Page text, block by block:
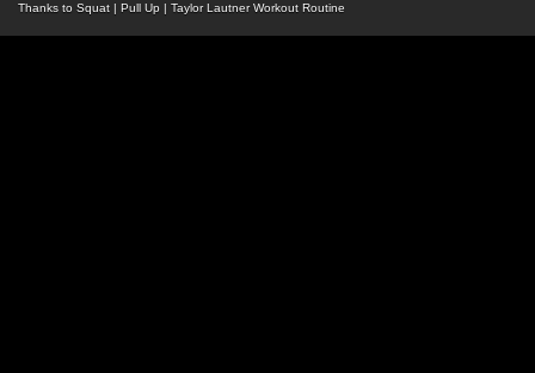
Thanks to Squat | Pull Up | Taylor Lautner Workout Routine